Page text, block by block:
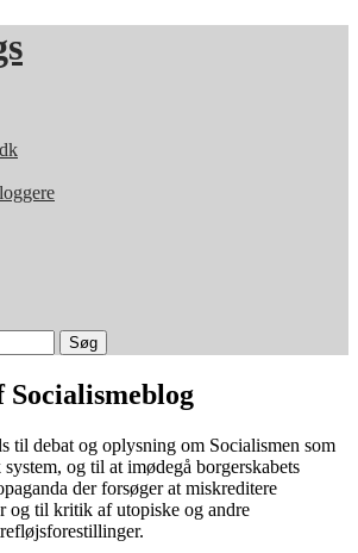
til debat og oplysning om Socialismen som
og til at imødegå borgerskabets
der forsøger at miskreditere
og til kritik af utopiske og andre